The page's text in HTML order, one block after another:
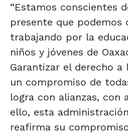
“Estamos conscientes
presente que podemos
trabajando por la
niños y jóvenes de
Garantizar el derecho a
un compromiso de
logra con alianzas, con
ello, esta
reafirma su